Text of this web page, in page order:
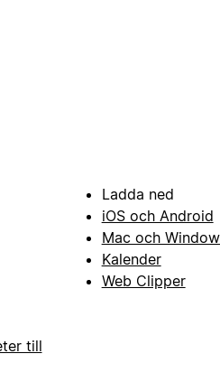
till
Ladda ned
iOS och Android
Mac och
Kalender
Web Clipper